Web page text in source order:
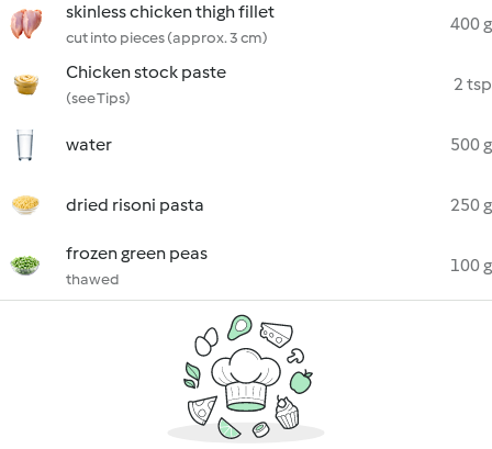
skinless chicken thigh fillet
cut into pieces (approx. 3 cm)
400 g
Chicken stock paste
(see Tips)
2 tsp
water 500 g
dried risoni pasta 250 g
frozen green peas
thawed
100 g